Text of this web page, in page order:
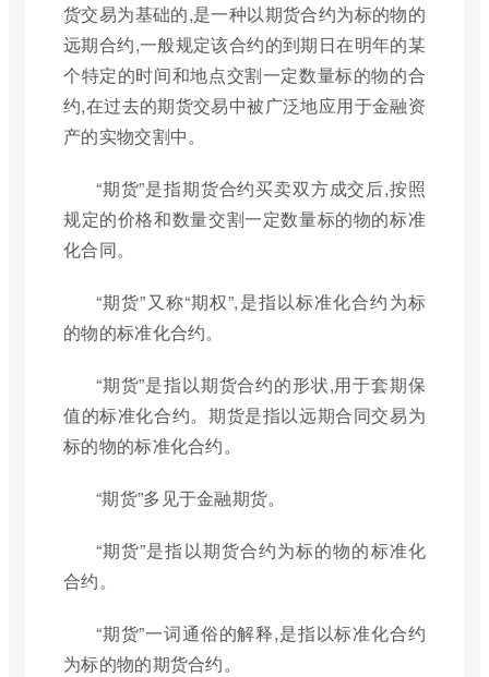
货交易为基础的,是一种以期货合约为标的物的
远期合约,一般规定该合约的到期日在明年的某
个特定的时间和地点交割一定数量标的物的合
约,在过去的期货交易中被广泛地应用于金融资
产的实物交割中。
“期货”是指期货合约买卖双方成交后,按照
规定的价格和数量交割一定数量标的物的标准
化合同。
“期货”又称“期权”,是指以标准化合约为标
的物的标准化合约。
“期货”是指以期货合约的形状,用于套期保
值的标准化合约。期货是指以远期合同交易为
标的物的标准化合约。
“期货”多见于金融期货。
“期货”是指以期货合约为标的物的标准化
合约。
“期货”一词通俗的解释,是指以标准化合约
为标的物的期货合约。